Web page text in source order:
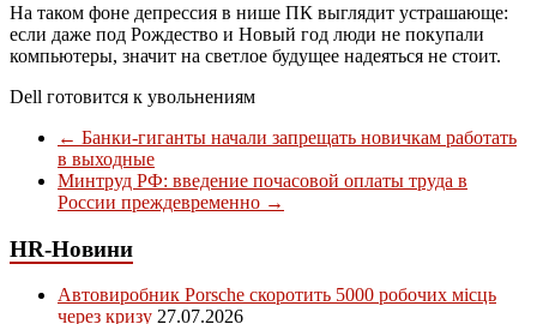
На таком фоне депрессия в нише ПК выглядит устрашающе:
если даже под Рождество и Новый год люди не покупали
компьютеры, значит на светлое будущее надеяться не стоит.
Dell готовится к увольнениям
← Банки-гиганты начали запрещать новичкам работать
в выходные
Минтруд РФ: введение почасовой оплаты труда в
России преждевременно →
HR-Новини
Автовиробник Porsche скоротить 5000 робочих місць
через кризу 27.07.2026